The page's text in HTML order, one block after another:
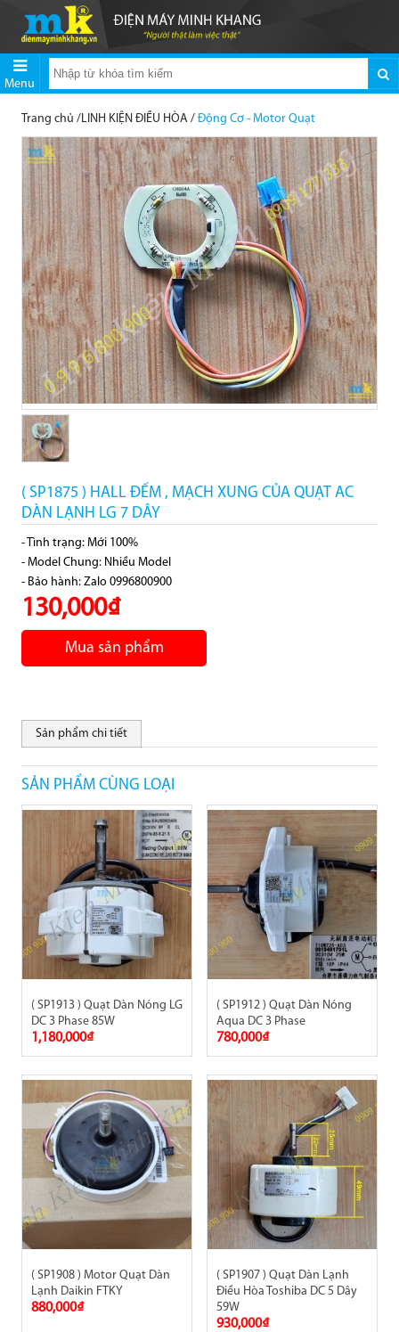
Menu
Trang chủ /LINH KIỆN ĐIỀU HÒA / Động Cơ - Motor Quạt
( SP1875 ) HALL ĐẾM , MẠCH XUNG CỦA QUẠT AC
DÀN LẠNH LG 7 DÂY
- Tình trạng: Mới 100%
- Model Chung: Nhiều Model
- Bảo hành: Zalo 0996800900
130,000₫
Mua sản phẩm
Sản phẩm chi tiết
SẢN PHẨM CÙNG LOẠI
( SP1913 ) Quạt Dàn Nóng LG
DC 3 Phase 85W
1,180,000₫
( SP1912 ) Quạt Dàn Nóng
Aqua DC 3 Phase
780,000₫
( SP1908 ) Motor Quạt Dàn
Lạnh Daikin FTKY
880,000₫
( SP1907 ) Quạt Dàn Lạnh
Điều Hòa Toshiba DC 5 Dây
59W
930,000₫